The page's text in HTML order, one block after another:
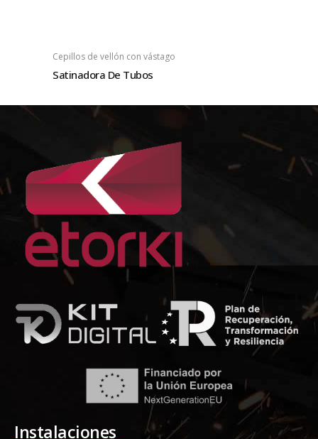
Cepillos de vellón con vástago
Satinadora De Tubos
Instalaciones